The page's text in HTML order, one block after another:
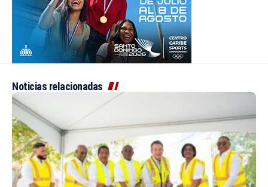
Noticias relacionadas